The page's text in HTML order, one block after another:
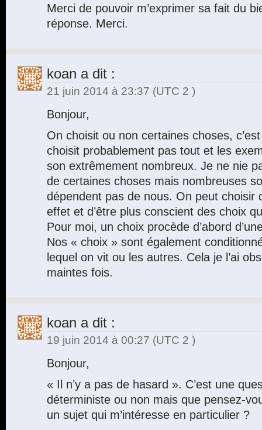
Merci de pouvoir m’exprimer sa fait du
réponse. Merci.
koan a dit :
21 juin 2014 à 23:37 (UTC 2 )
Bonjour,
On choisit ou non certaines choses,
choisit probablement pas tout et les
son extrêmement nombreux. Je ne nie
de certaines choses mais nombreuses
dépendent pas de nous. On peut choisir
effet et d’être plus conscient des choix
Pour moi, un choix procède d’abord
Nos « choix » sont également
lequel on vit ou les autres. Cela je l’ai
maintes fois.
koan a dit :
19 juin 2014 à 00:27 (UTC 2 )
Bonjour,
« Il n’y a pas de hasard ». C’est une
déterministe ou non mais que pensez-
un sujet qui m’intéresse en particulier ?